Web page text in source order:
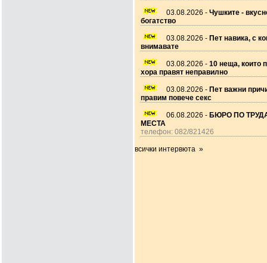
03.08.2026 - Чушките -
богатство
03.08.2026 - Пет навика, с
внимавате
03.08.2026 - 10 неща, които
хора правят неправилно
03.08.2026 - Пет важни
правим повече секс
06.08.2026 - БЮРО ПО
МЕСТА
телефон: 082/821426
всички интервюта »